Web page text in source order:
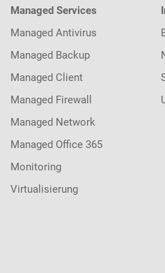
Managed Services
Managed Antivirus
Managed Backup
Managed Client
Managed Firewall
Managed Network
Managed Office 365
Monitoring
Virtualisierung